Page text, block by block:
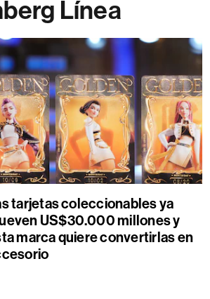
Línea
tarjetas coleccionables ya
US$30.000 millones y
marca quiere convertirlas en